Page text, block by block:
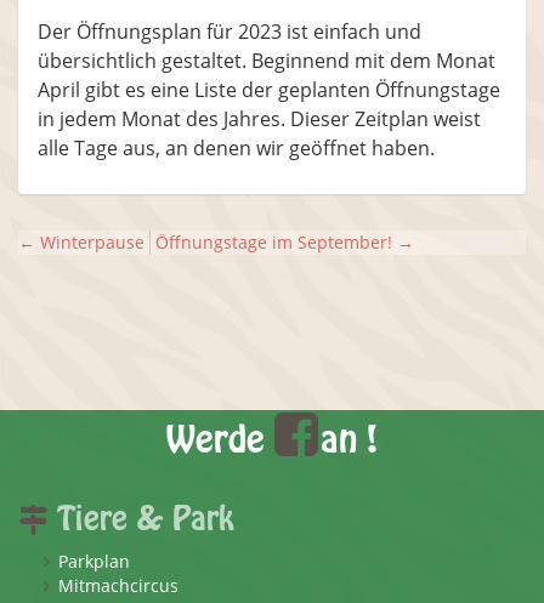
Der Öffnungsplan für 2023 ist einfach und
übersichtlich gestaltet. Beginnend mit dem Monat
April gibt es eine Liste der geplanten Öffnungstage
in jedem Monat des Jahres. Dieser Zeitplan weist
alle Tage aus, an denen wir geöffnet haben.
← Winterpause Öffnungstage im September! →
Werde an !
Tiere & Park
Parkplan
Mitmachcircus